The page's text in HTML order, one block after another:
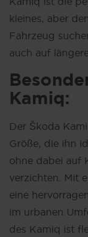
kleines, aber
Fahrzeug
auch auf
Kamiq:
Der Škoda
Größe, die ihn
ohne dabei auf
verzichten. Mit
eine
im urbanen
des Kamiq ist